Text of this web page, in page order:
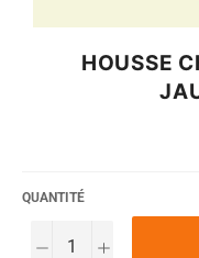
HOUSSE
QUANTITÉ
− +